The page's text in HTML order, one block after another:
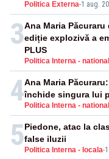
Politica Externa-1 aug.
3
Politica Interna -
Ana Maria
ediție explozivă a
PLUS
4 Politica Interna -
Ana Maria
închide singura lui
5 Politica Interna - locala-
Piedone, atac la
false iluzii